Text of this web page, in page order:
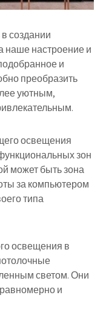
создании
наше настроение и
и
преобразить
уютным,
освещения
зон
может быть зона
за компьютером
типа
освещения в
светом. Они
и